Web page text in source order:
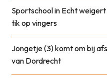
Sportschool in Echt
tik op vingers
Jongetje (3) komt om bij
van Dordrecht